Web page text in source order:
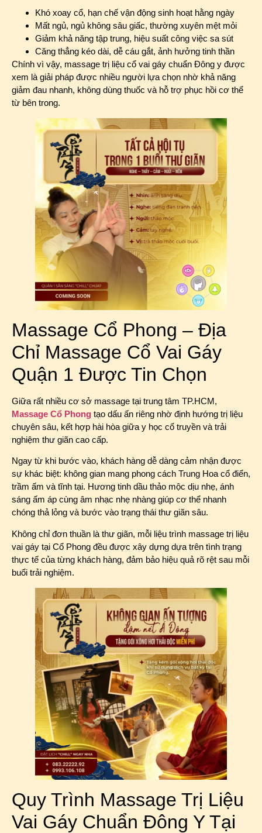
Khó xoay cổ, hạn chế vận động sinh hoạt hằng ngày
Mất ngủ, ngủ không sâu giấc, thường xuyên mệt mỏi
Giảm khả năng tập trung, hiệu suất công việc sa sút
Căng thẳng kéo dài, dễ cáu gắt, ảnh hưởng tinh thần
Chính vì vậy, massage trị liệu cổ vai gáy chuẩn Đông y được
xem là giải pháp được nhiều người lựa chọn nhờ khả năng
giảm đau nhanh, không dùng thuốc và hỗ trợ phục hồi cơ thể
từ bên trong.
Massage Cổ Phong – Địa
Chỉ Massage Cổ Vai Gáy
Quận 1 Được Tin Chọn
Giữa rất nhiều cơ sở massage tại trung tâm TP.HCM,
Massage Cổ Phong tạo dấu ấn riêng nhờ định hướng trị liệu
chuyên sâu, kết hợp hài hòa giữa y học cổ truyền và trải
nghiệm thư giãn cao cấp.
Ngay từ khi bước vào, khách hàng dễ dàng cảm nhận được
sự khác biệt: không gian mang phong cách Trung Hoa cổ điển,
trầm ấm và tĩnh tại. Hương tinh dầu thảo mộc dịu nhẹ, ánh
sáng ấm áp cùng âm nhạc nhẹ nhàng giúp cơ thể nhanh
chóng thả lỏng và bước vào trạng thái thư giãn sâu.
Không chỉ đơn thuần là thư giãn, mỗi liệu trình massage trị liệu
vai gáy tại Cổ Phong đều được xây dựng dựa trên tình trạng
thực tế của từng khách hàng, đảm bảo hiệu quả rõ rệt sau mỗi
buổi trải nghiệm.
Quy Trình Massage Trị Liệu
Vai Gáy Chuẩn Đông Y Tại